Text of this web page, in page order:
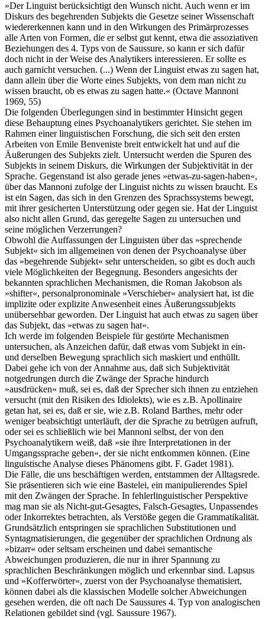
»Der Linguist berücksichtigt den Wunsch nicht. Auch wenn er im
Diskurs des begehrenden Subjekts die Gesetze seiner Wissenschaft
wiedererkennen kann und in den Wirkungen des Primärprozesses
alle Arten von Formen, die er selbst gut kennt, etwa die assoziativen
Beziehungen des 4. Typs von de Saussure, so kann er sich dafür
doch nicht in der Weise des Analytikers interessieren. Er sollte es
auch garnicht versuchen. (...) Wenn der Linguist etwas zu sagen hat,
dann allein über die Worte eines Subjekts, von dem man nicht zu
wissen braucht, ob es etwas zu sagen hatte.« (Octave Mannoni
1969, 55)
Die folgenden Überlegungen sind in bestimmter Hinsicht gegen
diese Behauptung eines Psychoanalytikers gerichtet. Sie stehen im
Rahmen einer linguistischen Forschung, die sich seit den ersten
Arbeiten von Emile Benveniste breit entwickelt hat und auf die
Äußerungen des Subjekts zielt. Untersucht werden die Spuren des
Subjekts in seinem Diskurs, die Wirkungen der Subjektivität in der
Sprache. Gegenstand ist also gerade jenes »etwas-zu-sagen-haben«,
über das Mannoni zufolge der Linguist nichts zu wissen braucht. Es
ist ein Sagen, das sich in den Grenzen des Sprachssystems bewegt,
mit ihrer gesicherten Unterstützung oder gegen sie. Hat der Linguist
also nicht allen Grund, das geregelte Sagen zu untersuchen und
seine möglichen Verzerrungen?
Obwohl die Auffassungen der Linguisten über das »sprechende
Subjekt« sich im allgemeinen von denen der Psychoanalyse über
das »begehrende Subjekt« sehr unterscheiden, so gibt es doch auch
viele Möglichkeiten der Begegnung. Besonders angesichts der
bekannten sprachlichen Mechanismen, die Roman Jakobson als
»shifter«, personalpronominale »Verschieber« analysiert hat, ist die
implizite oder explizite Anwesenheit eines Äußerungssubjekts
unübersehbar geworden. Der Linguist hat auch etwas zu sagen über
das Subjekt, das »etwas zu sagen hat«.
Ich werde im folgenden Beispiele für gestörte Mechanismen
untersuchen, als Anzeichen dafür, daß etwas vom Subjekt in ein-
und derselben Bewegung sprachlich sich maskiert und enthüllt.
Dabei gehe ich von der Annahme aus, daß sich Subjektivität
notgedrungen durch die Zwänge der Sprache hindurch
»ausdrücken« muß, sei es, daß der Sprecher sich ihnen zu entziehen
versucht (mit den Risiken des Idiolekts), wie es z.B. Apollinaire
getan hat, sei es, daß er sie, wie z.B. Roland Barthes, mehr oder
weniger beabsichtigt unterläuft, der die Sprache zu betrügen aufruft,
oder sei es schließlich wie bei Mannoni selbst, der von den
Psychoanalytikern weiß, daß »sie ihre Interpretationen in der
Umgangssprache geben«, der sie nicht entkommen können. (Eine
linguistische Analyse dieses Phänomens gibt. F. Gadet 1981).
Die Fälle, die uns beschäftigen werden, entstammen der Alltagsrede.
Sie präsentieren sich wie eine Bastelei, ein manipulierendes Spiel
mit den Zwängen der Sprache. In fehlerlinguistischer Perspektive
mag man sie als Nicht-gut-Gesagtes, Falsch-Gesagtes, Unpassendes
oder Inkorrektes betrachten, als Verstöße gegen die Grammatikalität.
Grundsätzlich entspringen sie sprachlichen Substitutionen und
Syntagmatisierungen, die gegenüber der sprachlichen Ordnung als
»bizarr« oder seltsam erscheinen und dabei semantische
Abweichungen produzieren, die nur in ihrer Spannung zu
sprachlichen Beschränkungen möglich und erkennbar sind. Lapsus
und »Kofferwörter«, zuerst von der Psychoanalyse thematisiert,
können dabei als die klassischen Modelle solcher Abweichungen
gesehen werden, die oft nach De Saussures 4. Typ von analogischen
Relationen gebildet sind (vgl. Saussure 1967).